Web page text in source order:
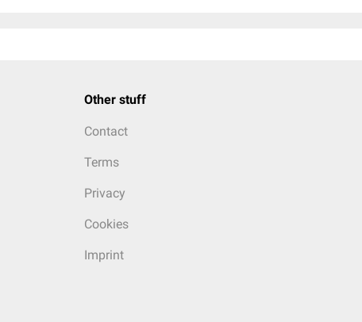
Other stuff
Contact
Terms
Privacy
Cookies
Imprint